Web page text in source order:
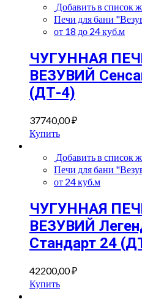
Добавить в список
Печи для бани
от 18 до 24 куб.м
ЧУГУННАЯ
ВЕЗУВИЙ
(ДТ-4)
37740,00₽
Купить
Добавить в список
Печи для бани
от 24 куб.м
ЧУГУННАЯ
ВЕЗУВИЙ
Стандарт 24
42200,00₽
Купить